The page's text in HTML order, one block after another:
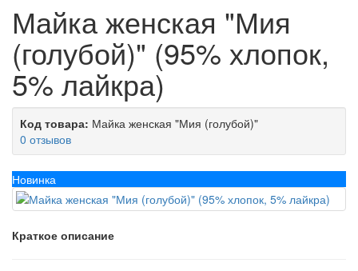
Майка женская "Мия
(голубой)" (95% хлопок,
5% лайкра)
Код товара: Майка женская "Мия (голубой)"
0 отзывов
Новинка
Краткое описание